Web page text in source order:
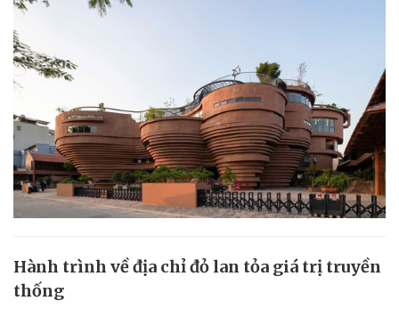
Hành trình về địa chỉ đỏ lan tỏa giá trị truyền
thống